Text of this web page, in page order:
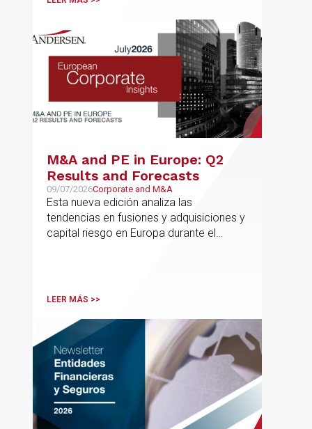
autonómica y estatal
M&A and PE in Europe: Q2
Results and Forecasts
09/07/2026Corporate and M&A
Esta nueva edición analiza las
tendencias en fusiones y adquisiciones y
capital riesgo en Europa durante el
LEER MÁS >>